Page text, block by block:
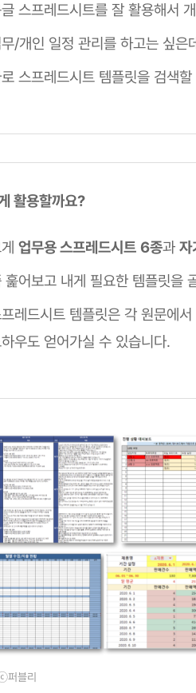
스프레드시트를 잘 활용해서
/개인 일정 관리를 하고는 싶은
스프레드시트 템플릿을 검색
활용할까요?
업무용 스프레드시트 6종과 자
훑어보고 내게 필요한 템플릿을
레드시트 템플릿은 각 원문에
우도 얻어가실 수 있습니다.
퍼블리